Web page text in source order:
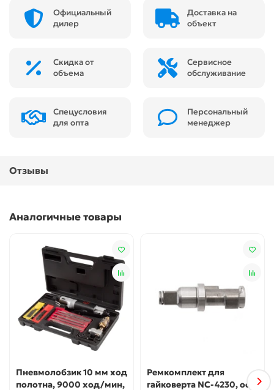
Официальный
дилер
Доставка на
объект
Скидка от
объема
Сервисное
обслуживание
Спецусловия
для опта
Персональный
менеджер
Отзывы
Аналогичные товары
Пневмолобзик 10 мм ход
полотна, 9000 ход/мин,
Ремкомплект для
гайковерта NC-4230, ось